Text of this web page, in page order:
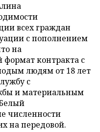
всех граждан
с пополнением
на
формат контракта с
людям от 18 лет
с
и материальным
численности
на передовой.